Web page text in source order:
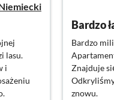
lasu.
i
Bardzo
Bardzo
Znajduje
znowu.